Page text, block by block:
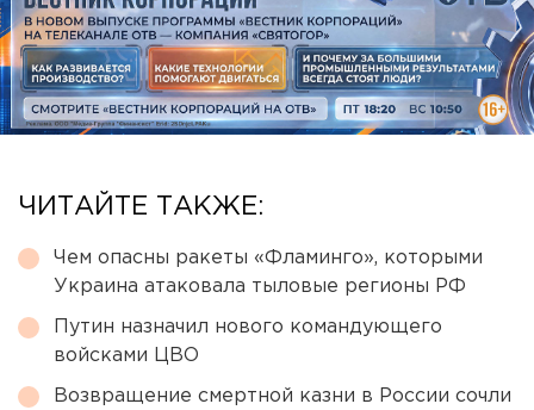
ЧИТАЙТЕ ТАКЖЕ:
Чем опасны ракеты «Фламинго», которыми
Украина атаковала тыловые регионы РФ
Путин назначил нового командующего
войсками ЦВО
Возвращение смертной казни в России сочли